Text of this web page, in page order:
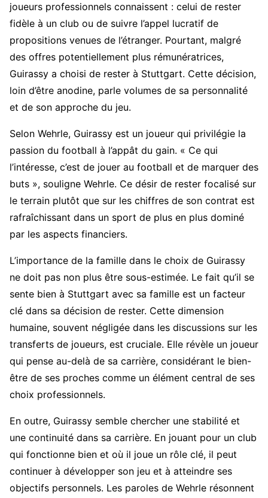
joueurs professionnels connaissent : celui de rester
fidèle à un club ou de suivre l’appel lucratif de
propositions venues de l’étranger. Pourtant, malgré
des offres potentiellement plus rémunératrices,
Guirassy a choisi de rester à Stuttgart. Cette décision,
loin d’être anodine, parle volumes de sa personnalité
et de son approche du jeu.
Selon Wehrle, Guirassy est un joueur qui privilégie la
passion du football à l’appât du gain. « Ce qui
l’intéresse, c’est de jouer au football et de marquer des
buts », souligne Wehrle. Ce désir de rester focalisé sur
le terrain plutôt que sur les chiffres de son contrat est
rafraîchissant dans un sport de plus en plus dominé
par les aspects financiers.
L’importance de la famille dans le choix de Guirassy
ne doit pas non plus être sous-estimée. Le fait qu’il se
sente bien à Stuttgart avec sa famille est un facteur
clé dans sa décision de rester. Cette dimension
humaine, souvent négligée dans les discussions sur les
transferts de joueurs, est cruciale. Elle révèle un joueur
qui pense au-delà de sa carrière, considérant le bien-
être de ses proches comme un élément central de ses
choix professionnels.
En outre, Guirassy semble chercher une stabilité et
une continuité dans sa carrière. En jouant pour un club
qui fonctionne bien et où il joue un rôle clé, il peut
continuer à développer son jeu et à atteindre ses
objectifs personnels. Les paroles de Wehrle résonnent